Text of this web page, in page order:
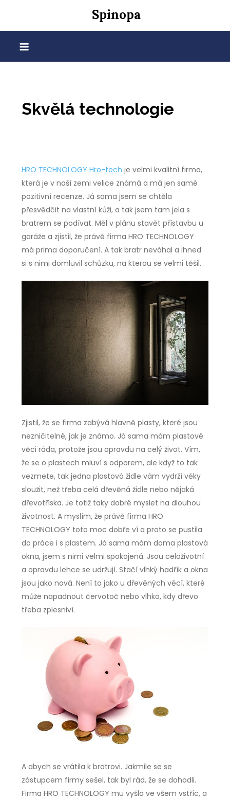
content
Spinopa
Skvělá technologie
HRO TECHNOLOGY Hro-tech je velmi kvalitní firma,
která je v naší zemi velice známá a má jen samé
pozitivní recenze. Já sama jsem se chtěla
přesvědčit na vlastní kůži, a tak jsem tam jela s
bratrem se podívat. Měl v plánu stavět přístavbu u
garáže a zjistil, že právě firma HRO TECHNOLOGY
má prima doporučení. A tak bratr neváhal a ihned
si s nimi domluvil schůzku, na kterou se velmi těšil.
Zjistil, že se firma zabývá hlavně plasty, které jsou
nezničitelné, jak je známo. Já sama mám plastové
věci ráda, protože jsou opravdu na celý život. Vím,
že se o plastech mluví s odporem, ale když to tak
vezmete, tak jedna plastová židle vám vydrží věky
sloužit, než třeba celá dřevěná židle nebo nějaká
dřevotříska. Je totiž taky dobré myslet na dlouhou
životnost. A myslím, že právě firma HRO
TECHNOLOGY toto moc dobře ví a proto se pustila
do práce i s plastem. Já sama mám doma plastová
okna, jsem s nimi velmi spokojená. Jsou celoživotní
a opravdu lehce se udržují. Stačí vlhký hadřík a okna
jsou jako nová. Není to jako u dřevěných věcí, které
může napadnout červotoč nebo vlhko, kdy dřevo
třeba zplesniví.
A abych se vrátila k bratrovi. Jakmile se se
zástupcem firmy sešel, tak byl rád, že se dohodli.
Firma HRO TECHNOLOGY mu vyšla ve všem vstříc, a